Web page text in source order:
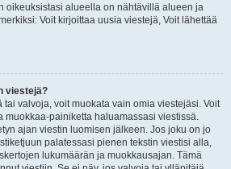
oikeuksistasi alueella on nähtävillä alueen ja
Voit kirjoittaa uusia viestejä, Voit lähettää
viestejä?
valvoja, voit muokata vain omia viestejäsi. Voit
muokkaa-painiketta haluamassasi viestissä.
ajan viestin luomisen jälkeen. Jos joku on jo
palatessasi pienen tekstin viestisi alla,
lukumäärän ja muokkausajan. Tämä